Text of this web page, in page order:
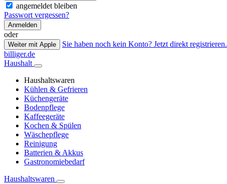
angemeldet bleiben
Passwort vergessen?
Anmelden
oder
Weiter mit Apple
Sie haben noch kein Konto? Jetzt direkt registrieren.
billiger.de
Haushalt
Haushaltswaren
Kühlen & Gefrieren
Küchengeräte
Bodenpflege
Kaffeegeräte
Kochen & Spülen
Wäschepflege
Reinigung
Batterien & Akkus
Gastronomiebedarf
Haushaltswaren